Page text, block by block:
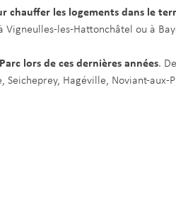
chauffer les logements dans le
les-Hattonchâtel ou à
lors de ces dernières années.
Hagéville, Noviant-